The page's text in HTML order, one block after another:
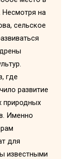
Несмотря на
сельское
где
развитие
природных
Именно
для
известными